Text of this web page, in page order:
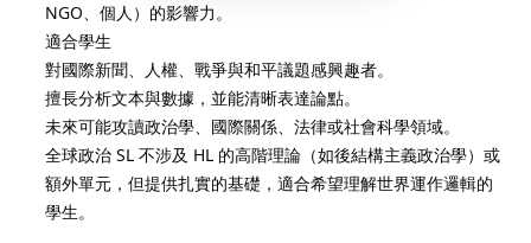
NGO、個人）的影響力。
適合學生
對國際新聞、人權、戰爭與和平議題感興趣者。
擅長分析文本與數據，並能清晰表達論點。
未來可能攻讀政治學、國際關係、法律或社會科學領域。
全球政治 SL 不涉及 HL 的高階理論（如後結構主義政治學）或
額外單元，但提供扎實的基礎，適合希望理解世界運作邏輯的
學生。